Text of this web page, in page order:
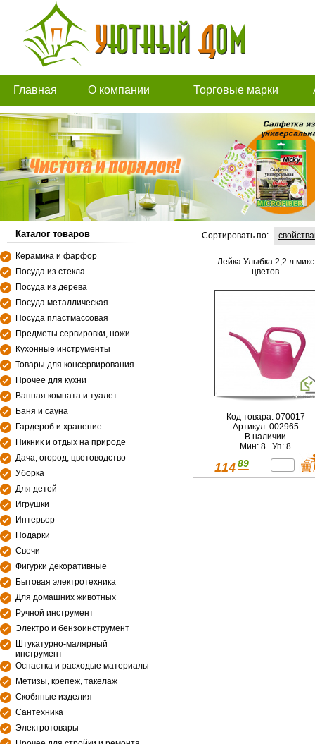
Главная О компании Торговые марки
Каталог товаров
Керамика и фарфор
Посуда из стекла
Посуда из дерева
Посуда металлическая
Посуда пластмассовая
Предметы сервировки, ножи
Кухонные инструменты
Товары для консервирования
Прочее для кухни
Ванная комната и туалет
Баня и сауна
Гардероб и хранение
Пикник и отдых на природе
Дача, огород, цветоводство
Уборка
Для детей
Игрушки
Интерьер
Подарки
Свечи
Фигурки декоративные
Бытовая электротехника
Для домашних животных
Ручной инструмент
Электро и бензоинструмент
Штукатурно-малярный
инструмент
Оснастка и расходые материалы
Метизы, крепеж, такелаж
Скобяные изделия
Сантехника
Электротовары
Сортировать по:
Лейка Улыбка 2,2 л микс
цветов
Код товара: 070017
Артикул: 002965
В наличии
Мин: 8 Уп: 8
114 89